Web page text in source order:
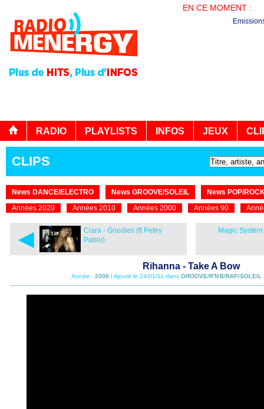
EN CE MOMENT :
RADIO PLAYLISTS INFOS JEUX
CLIPS
News DANCE/ELECTRO News GROOVE/SOLEIL
News POP/
Années 2020
Années 2010 Années 2000 Années 90
◄
Ciara - Goodies (ft Petey
Pablo)
Magic
Rihanna - Take A Bow
Année : 2008 | Ajouté le 24/01/11 dans GROOVE/R'N'B/RAP/SOLEIL